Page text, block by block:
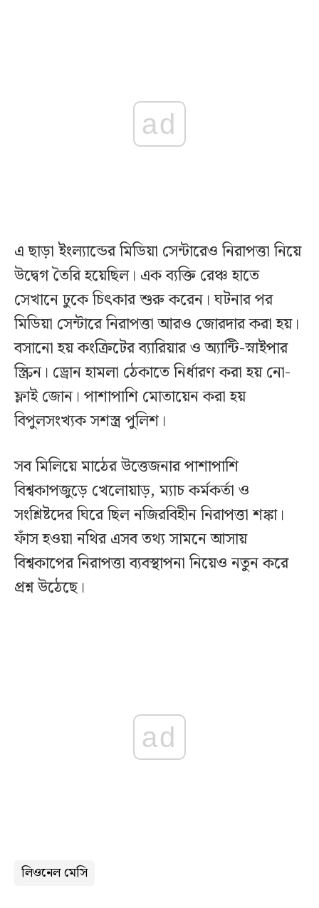
ad
এ ছাড়া ইংল্যান্ডের মিডিয়া সেন্টারেও নিরাপত্তা নিয়ে
উদ্বেগ তৈরি হয়েছিল। এক ব্যক্তি রেঞ্চ হাতে
সেখানে ঢুকে চিৎকার শুরু করেন। ঘটনার পর
মিডিয়া সেন্টারে নিরাপত্তা আরও জোরদার করা হয়।
বসানো হয় কংক্রিটের ব্যারিয়ার ও অ্যান্টি-স্নাইপার
স্ক্রিন। ড্রোন হামলা ঠেকাতে নির্ধারণ করা হয় নো-
ফ্লাই জোন। পাশাপাশি মোতায়েন করা হয়
বিপুলসংখ্যক সশস্ত্র পুলিশ।
সব মিলিয়ে মাঠের উত্তেজনার পাশাপাশি
বিশ্বকাপজুড়ে খেলোয়াড়, ম্যাচ কর্মকর্তা ও
সংশ্লিষ্টদের ঘিরে ছিল নজিরবিহীন নিরাপত্তা শঙ্কা।
ফাঁস হওয়া নথির এসব তথ্য সামনে আসায়
বিশ্বকাপের নিরাপত্তা ব্যবস্থাপনা নিয়েও নতুন করে
প্রশ্ন উঠেছে।
ad
লিওনেল মেসি